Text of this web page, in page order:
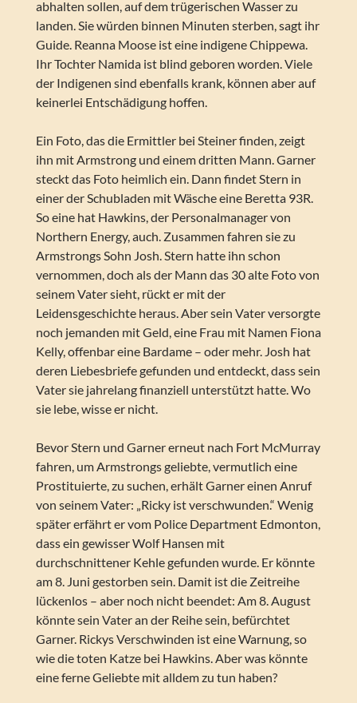
abhalten sollen, auf dem trügerischen Wasser zu
landen. Sie würden binnen Minuten sterben, sagt ihr
Guide. Reanna Moose ist eine indigene Chippewa.
Ihr Tochter Namida ist blind geboren worden. Viele
der Indigenen sind ebenfalls krank, können aber auf
keinerlei Entschädigung hoffen.
Ein Foto, das die Ermittler bei Steiner finden, zeigt
ihn mit Armstrong und einem dritten Mann. Garner
steckt das Foto heimlich ein. Dann findet Stern in
einer der Schubladen mit Wäsche eine Beretta 93R.
So eine hat Hawkins, der Personalmanager von
Northern Energy, auch. Zusammen fahren sie zu
Armstrongs Sohn Josh. Stern hatte ihn schon
vernommen, doch als der Mann das 30 alte Foto von
seinem Vater sieht, rückt er mit der
Leidensgeschichte heraus. Aber sein Vater versorgte
noch jemanden mit Geld, eine Frau mit Namen Fiona
Kelly, offenbar eine Bardame – oder mehr. Josh hat
deren Liebesbriefe gefunden und entdeckt, dass sein
Vater sie jahrelang finanziell unterstützt hatte. Wo
sie lebe, wisse er nicht.
Bevor Stern und Garner erneut nach Fort McMurray
fahren, um Armstrongs geliebte, vermutlich eine
Prostituierte, zu suchen, erhält Garner einen Anruf
von seinem Vater: „Ricky ist verschwunden.“ Wenig
später erfährt er vom Police Department Edmonton,
dass ein gewisser Wolf Hansen mit
durchschnittener Kehle gefunden wurde. Er könnte
am 8. Juni gestorben sein. Damit ist die Zeitreihe
lückenlos – aber noch nicht beendet: Am 8. August
könnte sein Vater an der Reihe sein, befürchtet
Garner. Rickys Verschwinden ist eine Warnung, so
wie die toten Katze bei Hawkins. Aber was könnte
eine ferne Geliebte mit alldem zu tun haben?